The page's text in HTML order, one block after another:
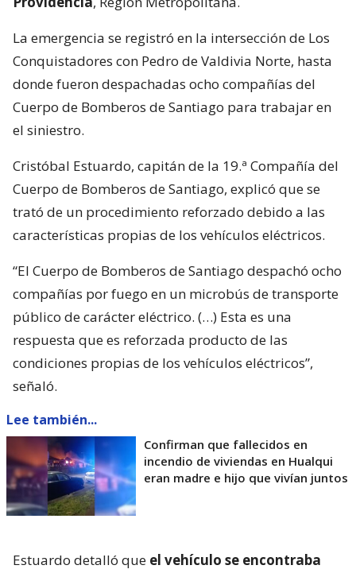
La emergencia se registró en la intersección de Los
Conquistadores con Pedro de Valdivia Norte, hasta
donde fueron despachadas ocho compañías del
Cuerpo de Bomberos de Santiago para trabajar en
el siniestro.
Cristóbal Estuardo, capitán de la 19.ª Compañía del
Cuerpo de Bomberos de Santiago, explicó que se
trató de un procedimiento reforzado debido a las
características propias de los vehículos eléctricos.
“El Cuerpo de Bomberos de Santiago despachó ocho
compañías por fuego en un microbús de transporte
público de carácter eléctrico. (…) Esta es una
respuesta que es reforzada producto de las
condiciones propias de los vehículos eléctricos”,
señaló.
Lee también...
Confirman que fallecidos en
incendio de viviendas en Hualqui
eran madre e hijo que vivían juntos
Estuardo detalló que el vehículo se encontraba